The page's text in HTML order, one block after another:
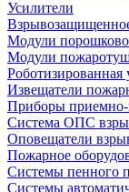
Усилители
Модули
Модули
Извещатели
Приборы
Система ОПС
Оповещатели
Пожарное
Системы пенного
Системы